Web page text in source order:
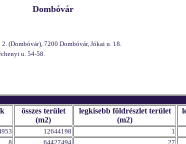
Dombóvár
(Dombóvár), 7200 Dombóvár, Jókai u. 18.
u. 54-58.
összes terület
(m2)
legkisebb földrészlet terület
(m2)
12644198 1
8 64427494 27